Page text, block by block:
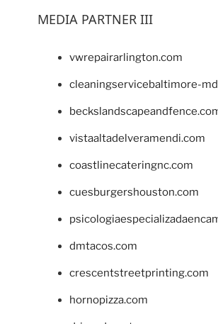
MEDIA PARTNER III
vwrepairarlington.com
cleaningservicebaltimore-
vistaaltadelveramendi.com
coastlinecateringnc.com
cuesburgershouston.com
dmtacos.com
crescentstreetprinting.com
hornopizza.com